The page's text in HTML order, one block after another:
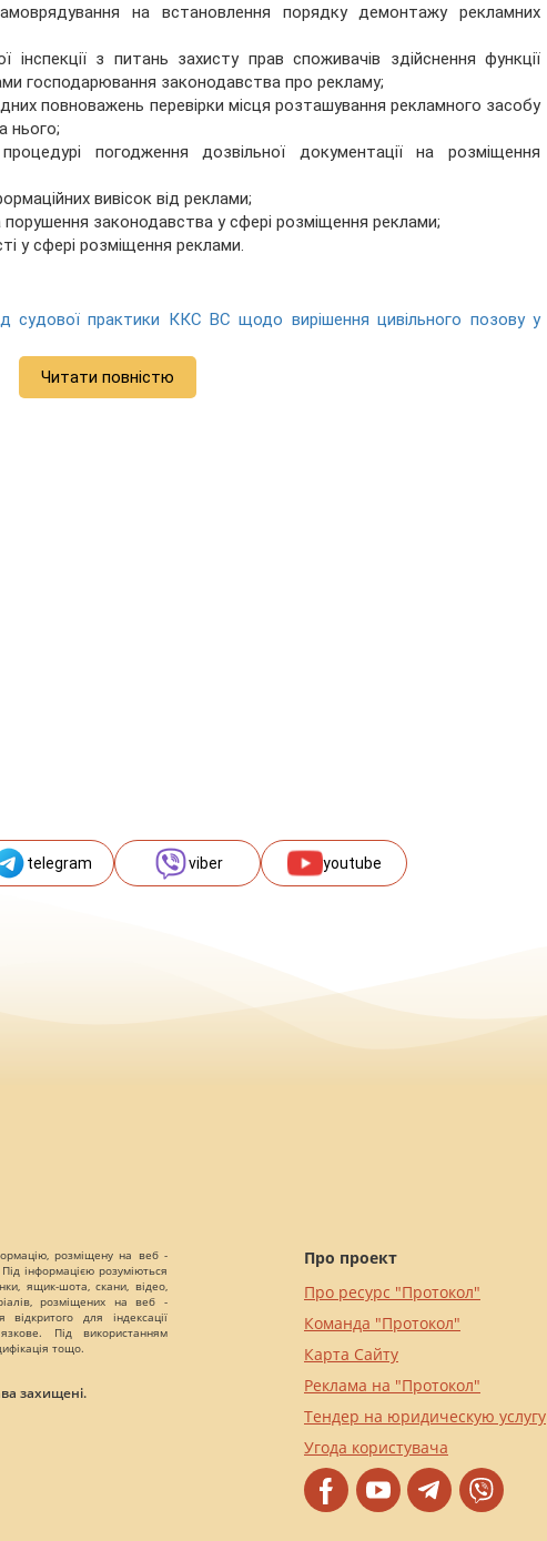
на встановлення порядку демонтажу рекламних
інспекції з питань захисту прав споживачів здійснення функції
господарювання законодавства про рекламу;
повноважень перевірки місця розташування рекламного засобу
нього;
погодження дозвільної документації на розміщення
вивісок від реклами;
порушення законодавства у сфері розміщення реклами;
у сфері розміщення реклами.
судової практики ККС ВС щодо вирішення цивільного позову у
Читати повністю
telegram viber youtube
розміщену на веб -
інформацією розуміються
ящик-шота, скани, відео,
розміщених на веб -
відкритого для індексації
Під використанням
тощо.
захищені.
Про проект
Про ресурс "Протокол"
Команда "Протокол"
Карта Сайту
Реклама на "Протокол"
Тендер на юридическую услугу
Угода користувача